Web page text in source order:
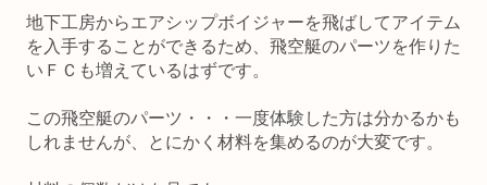
地下工房からエアシップボイジャーを飛ばしてアイテム
を入手することができるため、飛空艇のパーツを作りた
いＦＣも増えているはずです。
この飛空艇のパーツ・・・一度体験した方は分かるかも
しれませんが、とにかく材料を集めるのが大変です。